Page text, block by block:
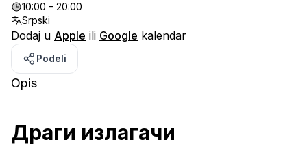
10:00 – 20:00
Srpski
Dodaj u Apple ili Google kalendar
Podeli
Opis
Драги излагачи